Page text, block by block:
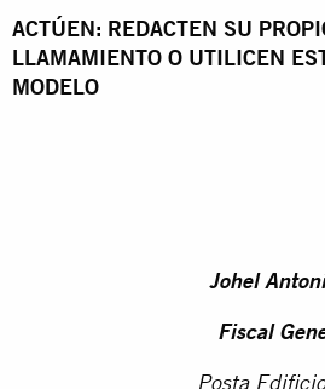
ACTÚEN: REDACTEN SU
LLAMAMIENTO O UTILICEN
MODELO
Johel
Fiscal